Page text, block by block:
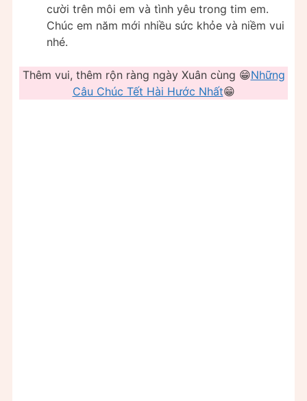
cười trên môi em và tình yêu trong tim em.
Chúc em năm mới nhiều sức khỏe và niềm vui
nhé.
Thêm vui, thêm rộn ràng ngày Xuân cùng 😁Những
Câu Chúc Tết Hài Hước Nhất😁